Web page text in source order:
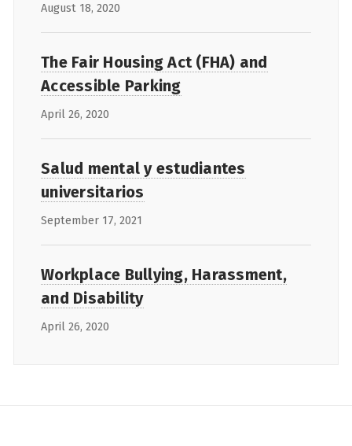
August 18, 2020
The Fair Housing Act (FHA) and
Accessible Parking
April 26, 2020
Salud mental y estudiantes
universitarios
September 17, 2021
Workplace Bullying, Harassment,
and Disability
April 26, 2020